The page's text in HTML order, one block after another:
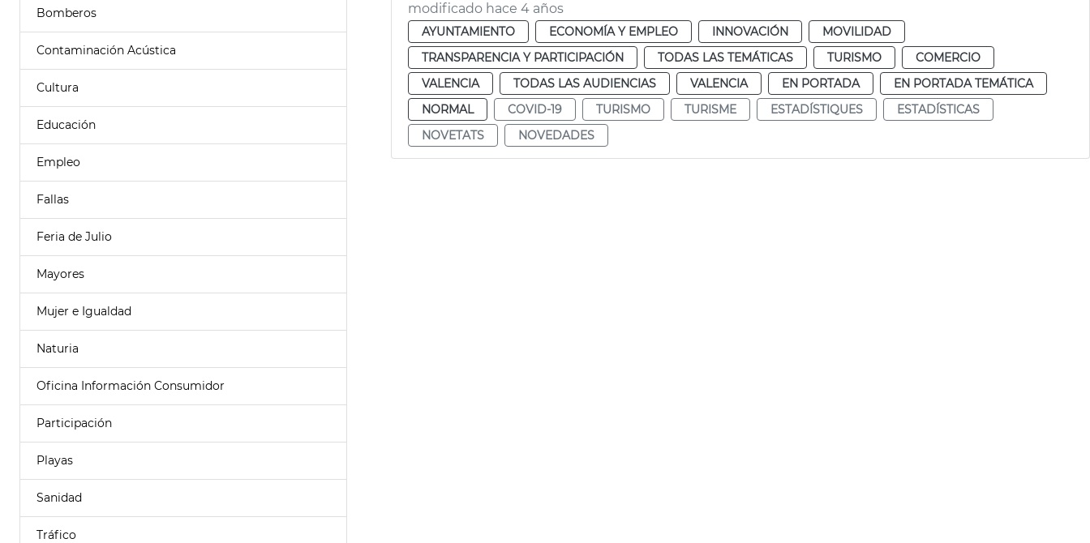
Bomberos
Contaminación Acústica
Cultura
Educación
Empleo
Fallas
Feria de Julio
Mayores
Mujer e Igualdad
Naturia
Oficina Información Consumidor
Participación
Playas
Sanidad
Tráfico
modificado hace 4 años
AYUNTAMIENTO ECONOMÍA Y EMPLEO INNOVACIÓN
MOVILIDAD
TRANSPARENCIA Y PARTICIPACIÓN
TODAS LAS TEMÁTICAS TURISMO
COMERCIO
VALENCIA
TODAS LAS AUDIENCIAS VALENCIA EN PORTADA
EN PORTADA TEMÁTICA
NORMAL
COVID-19 TURISMO TURISME ESTADÍSTIQUES
ESTADÍSTICAS
NOVETATS
NOVEDADES